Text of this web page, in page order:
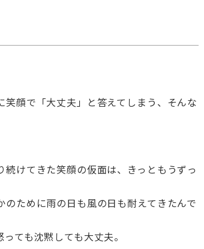
笑顔で「大丈夫」と答えてしまう、そんな
けてきた笑顔の仮面は、きっともうずっ
ために雨の日も風の日も耐えてきたんで
ても沈黙しても大丈夫。